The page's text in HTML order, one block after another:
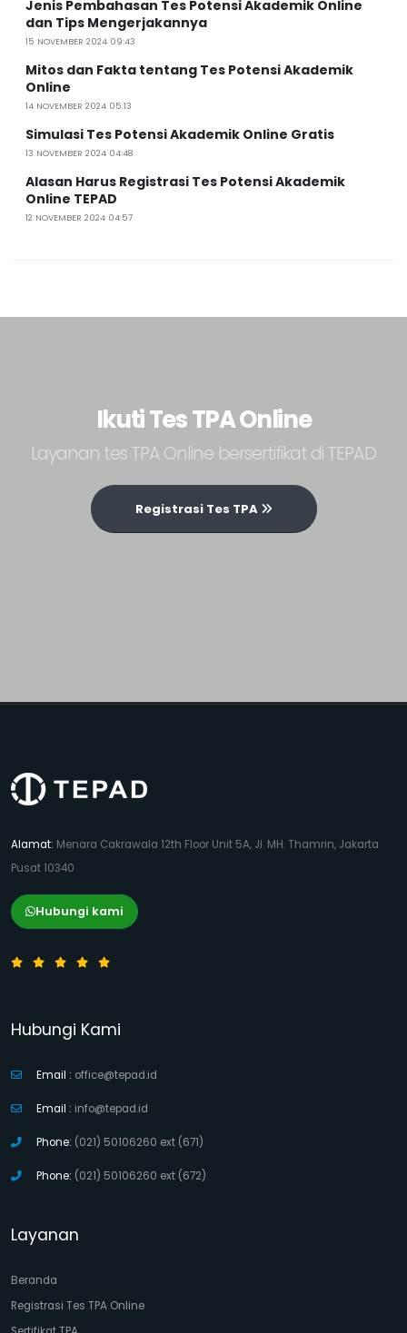
Jenis Pembahasan Tes Potensi Akademik Online
dan Tips Mengerjakannya
15 NOVEMBER 2024 09:43
Mitos dan Fakta tentang Tes Potensi Akademik
Online
14 NOVEMBER 2024 05:13
Simulasi Tes Potensi Akademik Online Gratis
13 NOVEMBER 2024 04:48
Alasan Harus Registrasi Tes Potensi Akademik
Online TEPAD
12 NOVEMBER 2024 04:57
Ikuti Tes TPA Online
Layanan tes TPA Online bersertifikat di TEPAD
Registrasi Tes TPA
Alamat: Menara Cakrawala 12th Floor Unit 5A, Jl. MH. Thamrin, Jakarta
Pusat 10340
Hubungi kami
Hubungi Kami
Email : office@tepad.id
Email : info@tepad.id
Phone: (021) 50106260 ext (671)
Phone: (021) 50106260 ext (672)
Layanan
Beranda
Registrasi Tes TPA Online